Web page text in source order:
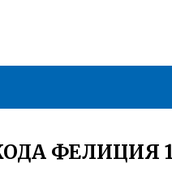
ФЕЛИЦИЯ